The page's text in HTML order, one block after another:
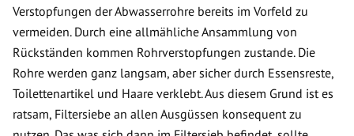
Verstopfungen der Abwasserrohre bereits im Vorfeld zu
vermeiden. Durch eine allmähliche Ansammlung von
Rückständen kommen Rohrverstopfungen zustande. Die
Rohre werden ganz langsam, aber sicher durch Essensreste,
Toilettenartikel und Haare verklebt. Aus diesem Grund ist es
ratsam, Filtersiebe an allen Ausgüssen konsequent zu